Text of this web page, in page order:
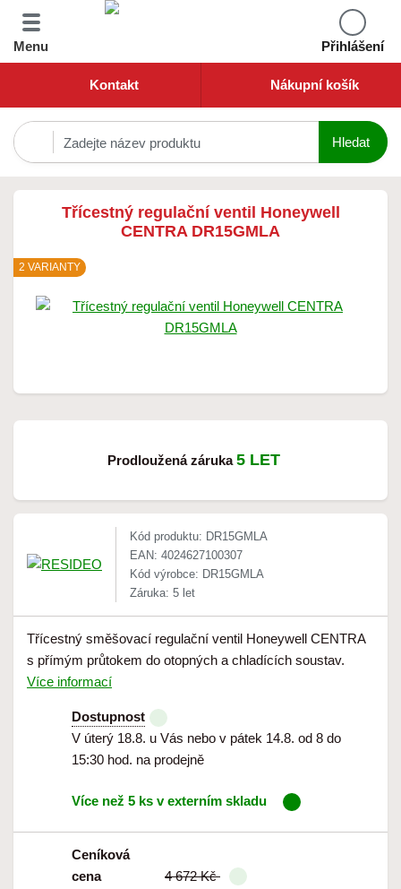
Menu Přihlášení
Kontakt Nákupní košík
Třícestný regulační ventil Honeywell
CENTRA DR15GMLA
2 VARIANTY
Prodloužená záruka5 LET
Kód produktu: DR15GMLA
EAN: 4024627100307
Kód výrobce: DR15GMLA
Záruka: 5 let
Třícestný směšovací regulační ventil Honeywell CENTRA
s přímým průtokem do otopných a chladících soustav.
Více informací
Dostupnost
V úterý 18.8. u Vás nebo v pátek 14.8. od 8 do
15:30 hod. na prodejně
Více než 5 ks v externím skladu
Ceníková
cena
4 672 Kč